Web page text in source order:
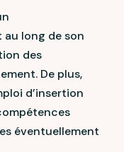
long de son
des
De plus,
d’insertion
éventuellement